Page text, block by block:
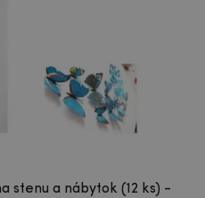
stenu a nábytok (12 ks) -